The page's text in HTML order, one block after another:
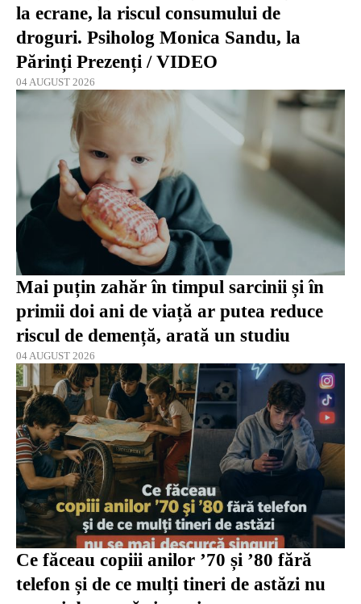
la ecrane, la riscul consumului de
droguri. Psiholog Monica Sandu, la
Părinți Prezenți / VIDEO
04 AUGUST 2026
Mai puțin zahăr în timpul sarcinii și în
primii doi ani de viață ar putea reduce
riscul de demență, arată un studiu
04 AUGUST 2026
Ce făceau copiii anilor ’70 și ’80 fără
telefon și de ce mulți tineri de astăzi nu